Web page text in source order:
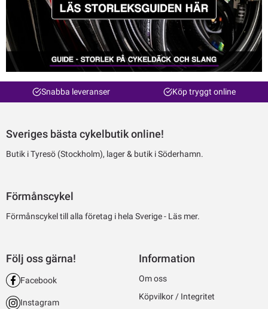
Snabba leveranser Köp tryggt online
Sveriges bästa cykelbutik online!
Butik i Tyresö (Stockholm), lager & butik i Söderhamn.
Förmånscykel
Förmånscykel till alla företag i hela Sverige - Läs mer.
Följ oss gärna!
Facebook
Instagram
Information
Om oss
Köpvilkor / Integritet